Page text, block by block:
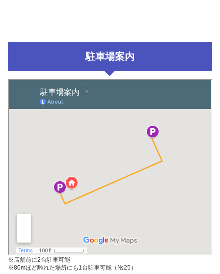
駐車場案内
※店舗前に2台駐車可能
※80mほど離れた場所にも1台駐車可能（№25）